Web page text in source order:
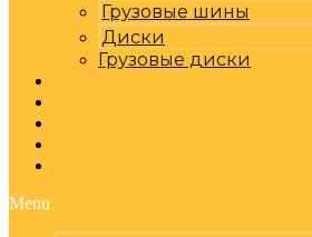
Грузовые шины
Диски
Грузовые диски
Menu